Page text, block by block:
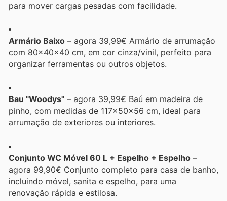
para mover cargas pesadas com facilidade.
Armário Baixo – agora 39,99€ Armário de arrumação
com 80x40x40 cm, em cor cinza/vinil, perfeito para
organizar ferramentas ou outros objetos.
Bau "Woodys" – agora 39,99€ Baú em madeira de
pinho, com medidas de 117x50x56 cm, ideal para
arrumação de exteriores ou interiores.
Conjunto WC Móvel 60 L + Espelho + Espelho –
agora 99,90€ Conjunto completo para casa de banho,
incluindo móvel, sanita e espelho, para uma
renovação rápida e estilosa.